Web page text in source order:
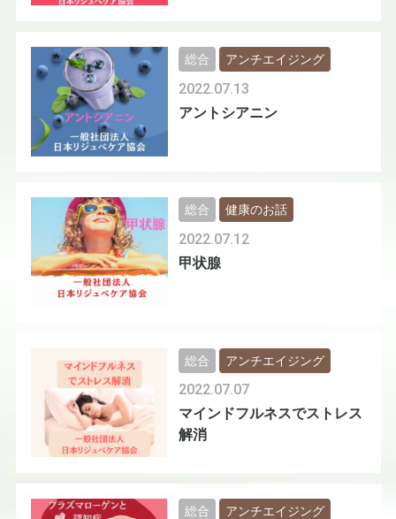
アントシアニン
2022.07.13
総合 アンチエイジング
甲状腺
2022.07.12
総合 健康のお話
マインドフルネスでストレス
解消
2022.07.07
総合 アンチエイジング
総合 アンチエイジング